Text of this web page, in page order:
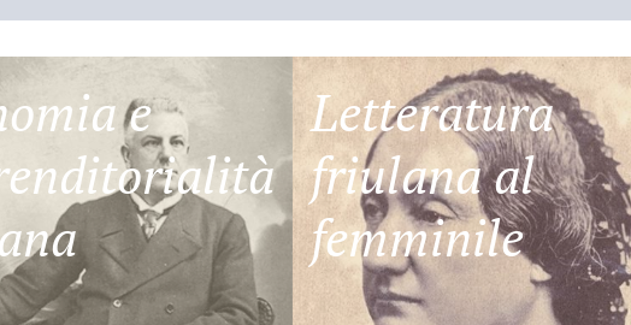
e
Letteratura
friulana al
femminile